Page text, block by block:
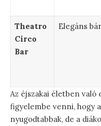
Theatro
Circo
Bar
Elegáns bár
Az éjszakai életben
figyelembe venni, hogy
nyugodtabbak, de a